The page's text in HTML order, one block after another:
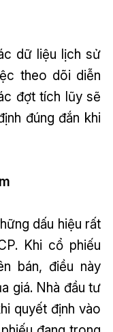
dữ liệu lịch sử
theo dõi diễn
đợt tích lũy sẽ
đúng đắn khi
dấu hiệu rất
Khi cổ phiếu
bán, điều này
giá. Nhà đầu tư
quyết định vào